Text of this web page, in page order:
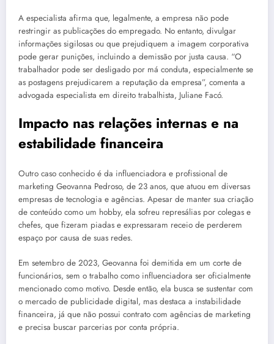
A especialista afirma que, legalmente, a empresa não pode
restringir as publicações do empregado. No entanto, divulgar
informações sigilosas ou que prejudiquem a imagem corporativa
pode gerar punições, incluindo a demissão por justa causa. “O
trabalhador pode ser desligado por má conduta, especialmente se
as postagens prejudicarem a reputação da empresa”, comenta a
advogada especialista em direito trabalhista, Juliane Facó.
Impacto nas relações internas e na
estabilidade financeira
Outro caso conhecido é da influenciadora e profissional de
marketing Geovanna Pedroso, de 23 anos, que atuou em diversas
empresas de tecnologia e agências. Apesar de manter sua criação
de conteúdo como um hobby, ela sofreu represálias por colegas e
chefes, que fizeram piadas e expressaram receio de perderem
espaço por causa de suas redes.
Em setembro de 2023, Geovanna foi demitida em um corte de
funcionários, sem o trabalho como influenciadora ser oficialmente
mencionado como motivo. Desde então, ela busca se sustentar com
o mercado de publicidade digital, mas destaca a instabilidade
financeira, já que não possui contrato com agências de marketing
e precisa buscar parcerias por conta própria.